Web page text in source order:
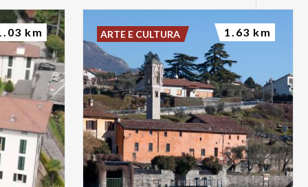
km ARTE E CULTURA 1.63 km